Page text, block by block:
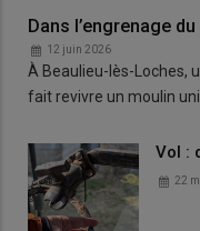
Dans l’engrenage
12 juin 2026
À Beaulieu-lès-Loches,
fait revivre un moulin
Vol :
22